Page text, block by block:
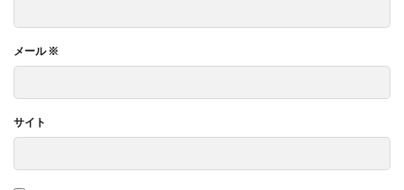
メール※
サイト